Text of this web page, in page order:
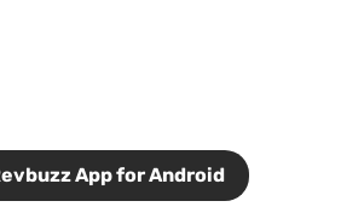
App for Android